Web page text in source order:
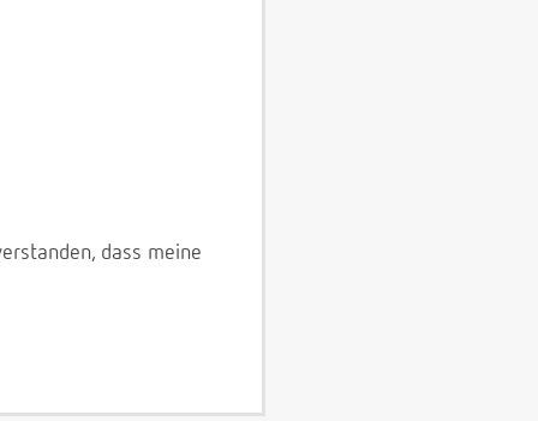
dass meine